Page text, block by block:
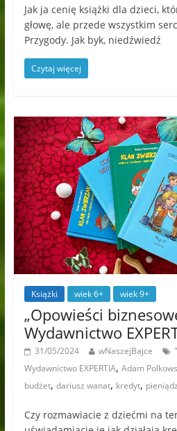
Jak ja cenię książki dla dzieci,
głowę, ale przede wszystkim
Przygody. Jak byk, niedźwiedź
Czytaj więcej
Książki wiek 6+ wiek 9+
„Opowieści
Wydawnictwo
31/05/2024 wNaszejBajce
Wydawnictwo EXPERTIA, Adam
budżet, dariusz wanat, kredyt,
Czy rozmawiacie z dziećmi na